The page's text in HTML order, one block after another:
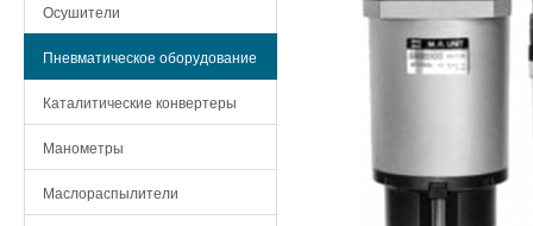
Осушители
Пневматическое оборудование
Каталитические конвертеры
Манометры
Маслораспылители